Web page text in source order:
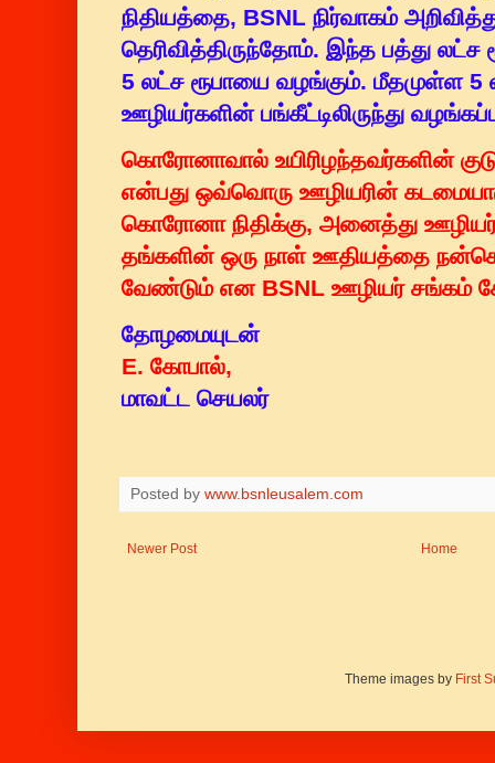
நிதியத்தை, BSNL நிர்வாகம்
தெரிவித்திருந்தோம். இந்த பத்து லட்ச
5 லட்ச ரூபாயை வழங்கும். மீதமுள்ள 5
ஊழியர்களின் பங்கீட்டிலிருந்து
கொரோனாவால் உயிரிழந்தவர்களின்
என்பது ஒவ்வொரு ஊழியரின்
கொரோனா நிதிக்கு, அனைத்து
தங்களின் ஒரு நாள் ஊதியத்தை
வேண்டும் என BSNL ஊழியர் சங்கம்
தோழமையுடன்
E. கோபால்,
மாவட்ட செயலர்
Posted by www.bsnleusalem.com
Newer Post Home
Theme images by First